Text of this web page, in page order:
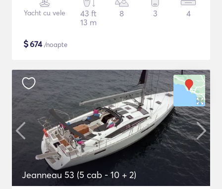
Yacht cu vele
43 ft
13 m
8 3 4
$674/noapte
Jeanneau 53 (5 cab - 10 + 2)